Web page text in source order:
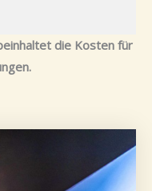
die Kosten für